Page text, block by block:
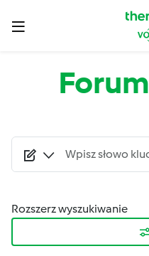
Forum
Rozszerz wyszukiwanie